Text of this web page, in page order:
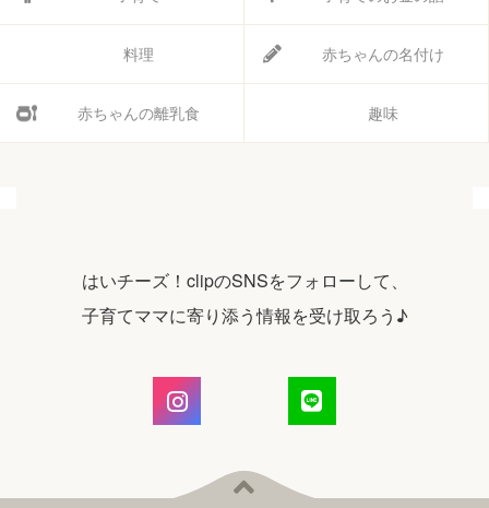
料理 赤ちゃんの名付け
赤ちゃんの離乳食 趣味
はいチーズ！clipのSNSをフォローして、
子育てママに寄り添う情報を受け取ろう♪